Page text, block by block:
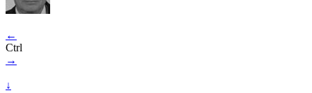
←
Ctrl
→
↓